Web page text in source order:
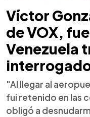
Víctor
de VOX,
Venezuela
"Al llegar al
fui retenido en las
obligó a